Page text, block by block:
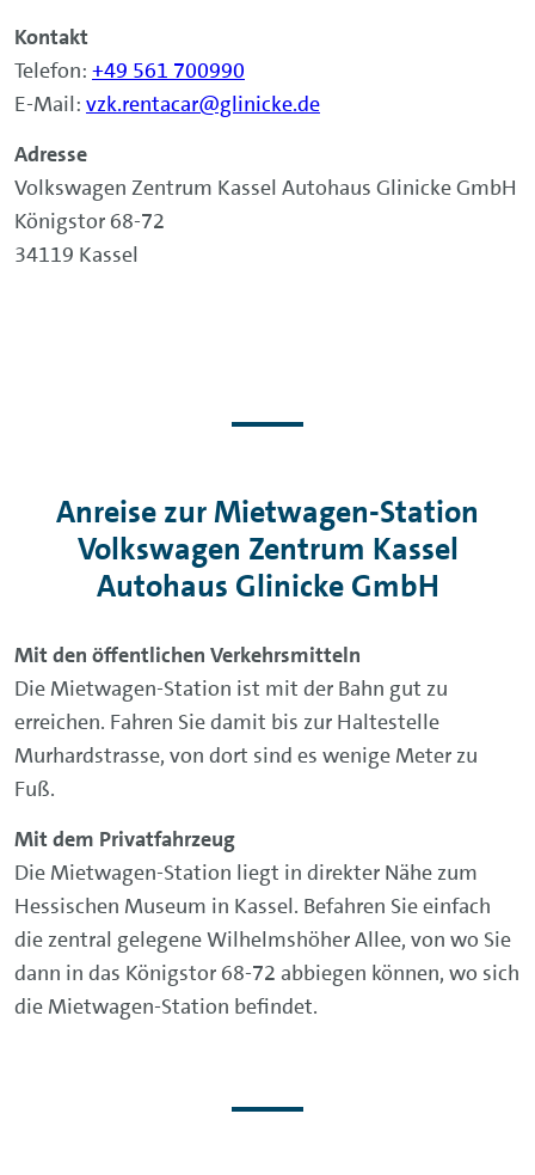
Kontakt
Telefon: +49 561 700990
E-Mail: vzk.rentacar@glinicke.de
Adresse
Volkswagen Zentrum Kassel Autohaus Glinicke GmbH
Königstor 68-72
34119 Kassel
Anreise zur Mietwagen-Station
Volkswagen Zentrum Kassel
Autohaus Glinicke GmbH
Mit den öffentlichen Verkehrsmitteln
Die Mietwagen-Station ist mit der Bahn gut zu
erreichen. Fahren Sie damit bis zur Haltestelle
Murhardstrasse, von dort sind es wenige Meter zu
Fuß.
Mit dem Privatfahrzeug
Die Mietwagen-Station liegt in direkter Nähe zum
Hessischen Museum in Kassel. Befahren Sie einfach
die zentral gelegene Wilhelmshöher Allee, von wo Sie
dann in das Königstor 68-72 abbiegen können, wo sich
die Mietwagen-Station befindet.